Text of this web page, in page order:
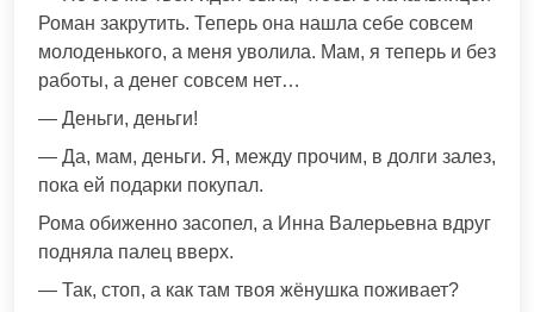
Роман закрутить. Теперь она нашла себе совсем
молоденького, а меня уволила. Мам, я теперь и без
работы, а денег совсем нет…
— Деньги, деньги!
— Да, мам, деньги. Я, между прочим, в долги залез,
пока ей подарки покупал.
Рома обиженно засопел, а Инна Валерьевна вдруг
подняла палец вверх.
— Так, стоп, а как там твоя жёнушка поживает?